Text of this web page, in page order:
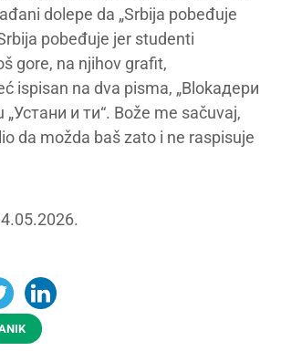
dolepe da „Srbija pobeđuje
pobeđuje jer studenti
gore, na njihov grafit,
ispisan na dva pisma, „Blokaдери
и ти“. Bože me sačuvaj,
da možda baš zato i ne raspisuje